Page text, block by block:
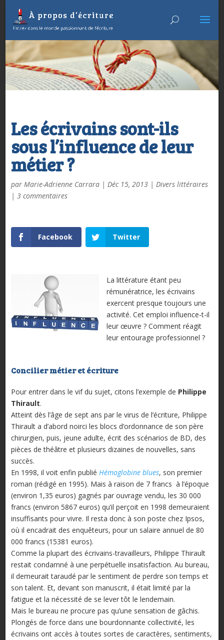
Les écrivains sont-ils
sous l’influence de leur
métier ?
par Marie-Adrienne Carrara| Déc 15, 2013| Divers littéraires
| 3 commentaires
Facebook Twitter
La littérature étant peu
rémunératrice, les écrivains
exercent presque toujours une
activité. Cet emploi influence-t-il
leur œuvre ? Comment réagit
leur entourage professionnel ?
Concilier métier et écriture
Pour entrer dans le vif du sujet, citons l’exemple de Philippe
Thirault.
Atteint dès l’âge de sept ans par le virus de l’écriture, Philippe
Thirault a d’abord noirci les blocs d’ordonnance de son père
chirurgien, puis, jeune adulte, écrit des scénarios de BD, des
pièces de théâtre et plusieurs dizaines de nouvelles, sans
succès.
En 1998, il voit enfin publié Hémoglobine blues, son premier
roman (rédigé en 1995). Mais à raison de 7 francs à l’époque
(environ 1,35 euros) gagnés par ouvrage vendu, les 30 000
francs (environ 5867 euros) qu’il perçoit en 1998 demeuraient
insuffisants pour vivre. Il resta donc à son poste chez Ipsos,
où il encadrait des enquêteurs, pour un salaire annuel de 80
000 francs (15381 euros).
Comme la plupart des écrivains-travailleurs, Philippe Thirault
restait condamné à une perpétuelle insatisfaction. Au bureau,
il demeurait taraudé par le sentiment de perdre son temps et
son talent. Et, devant son manuscrit, il était limité par la
fatigue et la nécessité de se lever tôt le lendemain.
Mais le bureau ne procure pas qu’une sensation de gâchis.
Plongés de force dans une bourdonnante collectivité, les
écrivains ont accès à toutes sortes de caractères, sentiments,